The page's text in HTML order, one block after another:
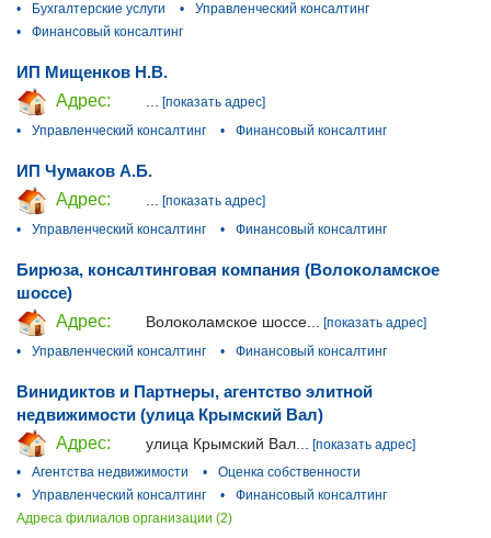
•
Бухгалтерские услуги •
Управленческий консалтинг
•
Финансовый консалтинг
ИП Мищенков Н.В.
Адрес:
... [показать адрес]
•
Управленческий консалтинг • Финансовый консалтинг
ИП Чумаков А.Б.
Адрес:
[показать адрес]
•
Управленческий консалтинг • Финансовый консалтинг
Бирюза, консалтинговая компания (Волоколамское
шоссе)
Адрес:
Волоколамское шоссе...
[показать адрес]
•
Управленческий консалтинг • Финансовый консалтинг
Винидиктов и Партнеры, агентство элитной
недвижимости (улица Крымский Вал)
Адрес:
улица Крымский Вал...
[показать адрес]
•
Агентства недвижимости •
Оценка собственности
•
Управленческий консалтинг •
Финансовый консалтинг
Адреса филиалов организации (2)